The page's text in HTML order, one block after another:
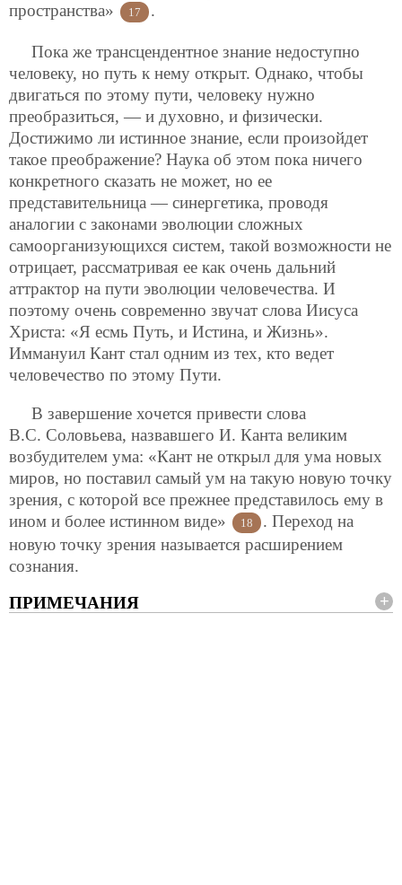
пространства»
17 .
Пока же трансцендентное знание недоступно
человеку, но путь к нему открыт. Однако, чтобы
двигаться по этому пути, человеку нужно
преобразиться, — и духовно, и физически.
Достижимо ли истинное знание, если произойдет
такое преображение? Наука об этом пока ничего
конкретного сказать не может, но ее
представительница — синергетика, проводя
аналогии с законами эволюции сложных
самоорганизующихся систем, такой возможности не
отрицает, рассматривая ее как очень дальний
аттрактор на пути эволюции человечества. И
поэтому очень современно звучат слова Иисуса
Христа: «Я есмь Путь, и Истина, и Жизнь».
Иммануил Кант стал одним из тех, кто ведет
человечество по этому Пути.
В завершение хочется привести слова
В.С. Соловьева, назвавшего И. Канта великим
возбудителем ума: «Кант не открыл для ума новых
миров, но поставил самый ум на такую новую точку
зрения, с которой все прежнее представилось ему в
ином и более истинном виде»
18
. Переход на
новую точку зрения называется расширением
сознания.
ПРИМЕЧАНИЯ